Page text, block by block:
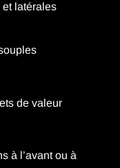
latérales
de valeur
à l’avant ou à